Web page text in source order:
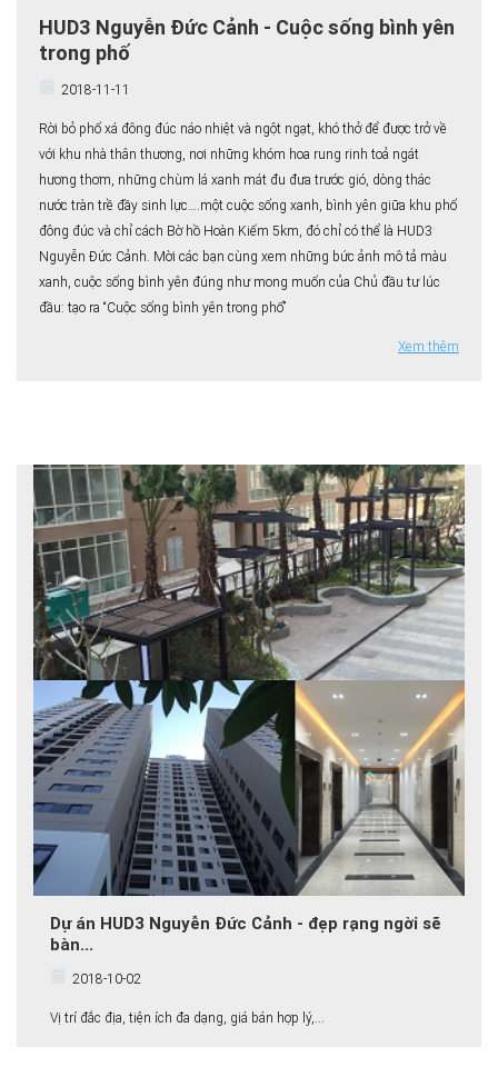
HUD3 Nguyễn Đức Cảnh - Cuộc sống bình yên
trong phố
2018-11-11
Rời bỏ phố xá đông đúc náo nhiệt và ngột ngạt, khó thở để được trở về
với khu nhà thân thương, nơi những khóm hoa rung rinh toả ngát
hương thơm, những chùm lá xanh mát đu đưa trước gió, dòng thác
nước tràn trề đầy sinh lực….một cuộc sống xanh, bình yên giữa khu phố
đông đúc và chỉ cách Bờ hồ Hoàn Kiếm 5km, đó chỉ có thể là HUD3
Nguyễn Đức Cảnh. Mời các bạn cùng xem những bức ảnh mô tả màu
xanh, cuộc sống bình yên đúng như mong muốn của Chủ đầu tư lúc
đầu: tạo ra “Cuộc sống bình yên trong phố”
Xem thêm
Dự án HUD3 Nguyễn Đức Cảnh - đẹp rạng ngời sẽ
bàn...
2018-10-02
Vị trí đắc địa, tiện ích đa dạng, giá bán hợp lý,...